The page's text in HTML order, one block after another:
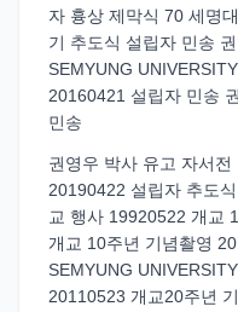
자 흉상 제막식 70 세명
기 추도식 설립자 민송
SEMYUNG
20160421 설립자 민송
민송
권영우 박사 유고 자서
20190422 설립자 추도
교 행사 19920522 개교
개교 10주년 기념촬영
SEMYUNG
20110523 개교20주년